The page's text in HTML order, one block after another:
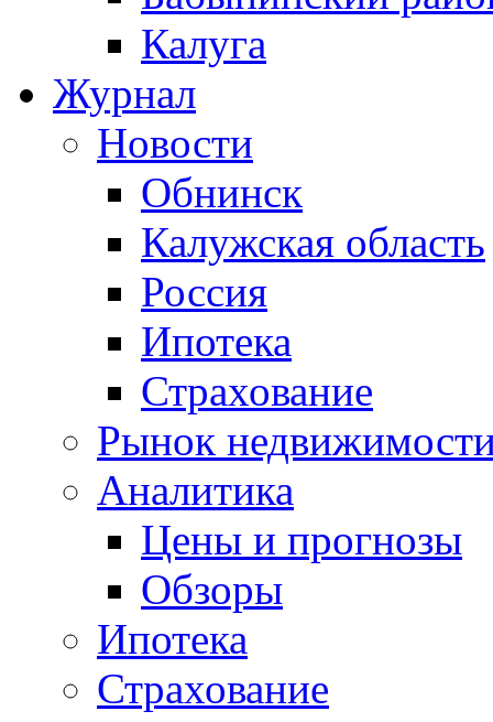
Калуга
Журнал
Новости
Обнинск
Калужская область
Россия
Ипотека
Страхование
Рынок
Аналитика
Цены и прогнозы
Обзоры
Ипотека
Страхование